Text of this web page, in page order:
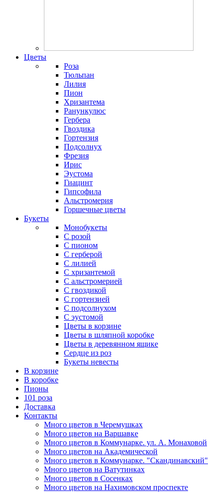
Цветы
Роза
Тюльпан
Лилия
Пион
Хризантема
Ранункулюс
Гербера
Гвоздика
Гортензия
Подсолнух
Фрезия
Ирис
Эустома
Гиацинт
Гипсофила
Альстромерия
Горшечные цветы
Букеты
Монобукеты
С розой
С пионом
С герберой
С лилией
С хризантемой
С альстромерией
С гвоздикой
С гортензией
С подсолнухом
С эустомой
Цветы в корзине
Цветы в шляпной коробке
Цветы в деревянном ящике
Сердце из роз
Букеты невесты
В корзине
В коробке
Пионы
101 роза
Доставка
Контакты
Много цветов в Черемушках
Много цветов на Варшавке
Много цветов в Коммунарке. ул. А. Монаховой
Много цветов на Академической
Много цветов в Коммунарке. "Скандинавский"
Много цветов на Ватутинках
Много цветов в Сосенках
Много цветов на Нахимовском проспекте